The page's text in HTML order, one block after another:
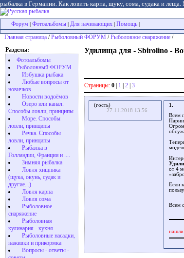
рыбалка в Германии. Как ловить карпа, щуку, сома, судака и
Форум Фотоальбомы Для начинающих Помощь
Главная страница /Рыболовный ФОРУМ /Рыболовное снаряжение /
Разделы:
Фотоальбомы
Рыболовный ФОРУМ
Избушка рыбака
Любые вопросы от
новичков
Новости водоёмов
Озеро или канал.
Способы ловли, принципы
Море. Способы
ловли, принципы
Речка. Способы
ловли, принципы
Рыбалка в
Голландии, Франции и ....
Зимняя рыбалка
Ловля хищника
(щука, окунь, судак и
другие...)
Ловля карпа
Ловля сома
Рыболовное
снаряжение
Рыболовная
кулинария - кухня
Рыболовные насадки,
наживки и прикормка
Вопросы - ответы -
Удилища для - Sbirolino -
Страницы: 0 | 1 | 2 | 3
(гость)
27.11.2018 13:56
1.
Всем
от 4
Если
Всем
нашли